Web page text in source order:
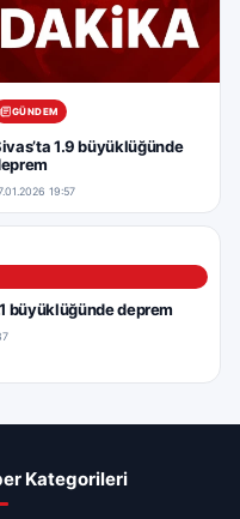
GÜNDEM
1.9 büyüklüğünde
19:57
büyüklüğünde deprem
Kategorileri